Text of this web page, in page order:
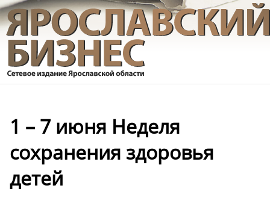
1 – 7 июня Неделя
сохранения здоровья
детей